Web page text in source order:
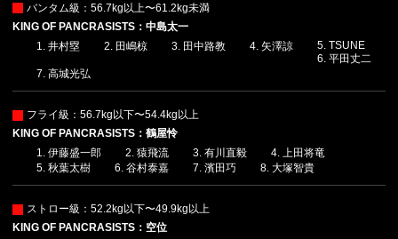
バンタム級：56.7kg以上〜61.2kg未満
KING OF PANCRASISTS：中島太一
井村塁
田嶋椋 田中路教 矢澤諒
TSUNE
平田丈二
高城光弘
フライ級：56.7kg以下〜54.4kg以上
KING OF PANCRASISTS：鶴屋怜
伊藤盛一郎
猿飛流 有川直毅
上田将竜
秋葉太樹
谷村泰嘉 濱田巧 大塚智貴
ストロー級：52.2kg以下〜49.9kg以上
KING OF PANCRASISTS：空位